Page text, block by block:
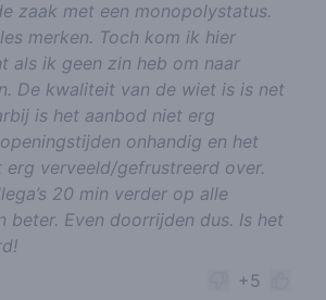
zaak met een monopolystatus.
merken. Toch kom ik hier
als ik geen zin heb om naar
De kwaliteit van de wiet is is net
is het aanbod niet erg
onhandig en het
erg verveeld/gefrustreerd over.
20 min verder op alle
beter. Even doorrijden dus. Is het
+5